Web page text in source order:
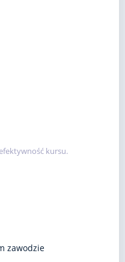
kursu.
zawodzie